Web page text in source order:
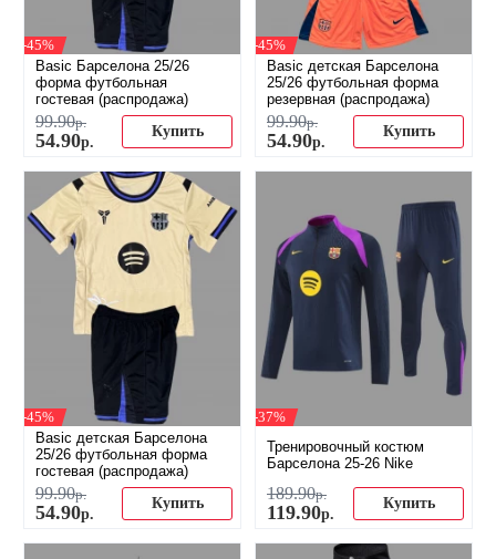
-45%
Basic Барселона 25/26
форма футбольная
гостевая (распродажа)
99.90р.
54.90р.
Купить
-45%
Basic детская Барселона
25/26 футбольная форма
резервная (распродажа)
99.90р.
54.90р.
Купить
-45%
Basic детская Барселона
25/26 футбольная форма
гостевая (распродажа)
99.90р.
54.90р.
Купить
-37%
Тренировочный костюм
Барселона 25-26 Nike
189.90р.
119.90р.
Купить